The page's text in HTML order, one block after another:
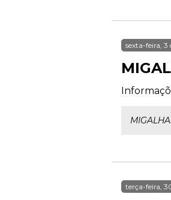
sexta-feira,
terça-feira,